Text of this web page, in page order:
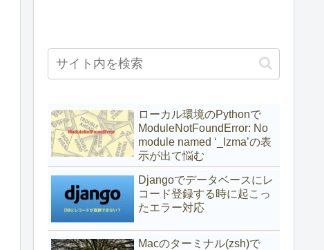
ローカル環境のPythonで
ModuleNotFoundError: No
module named ‘_lzma’の表
示が出て悩む
Djangoでデータベースにレ
コード登録する時に起こっ
たエラー対応
Macのターミナル(zsh)で